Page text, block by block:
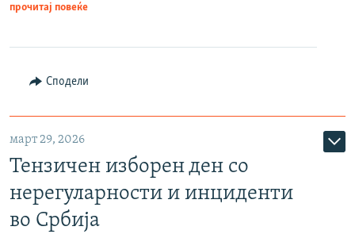
прочитај повеќе
Сподели
март 29, 2026
Тензичен изборен ден со
нерегуларности и инциденти
во Србија